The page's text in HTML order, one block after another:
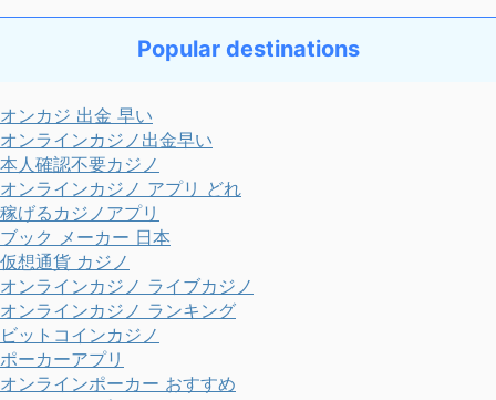
Popular destinations
オンカジ 出金 早い
オンラインカジノ出金早い
本人確認不要カジノ
オンラインカジノ アプリ どれ
稼げるカジノアプリ
ブック メーカー 日本
仮想通貨 カジノ
オンラインカジノ ライブカジノ
オンラインカジノ ランキング
ビットコインカジノ
ポーカーアプリ
オンラインポーカー おすすめ